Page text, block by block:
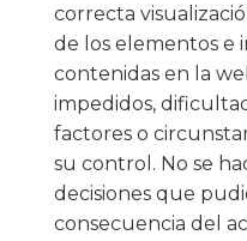
correcta
de los elementos e
contenidas en la
impedidos,
factores o
su control. No se
decisiones que
consecuencia del